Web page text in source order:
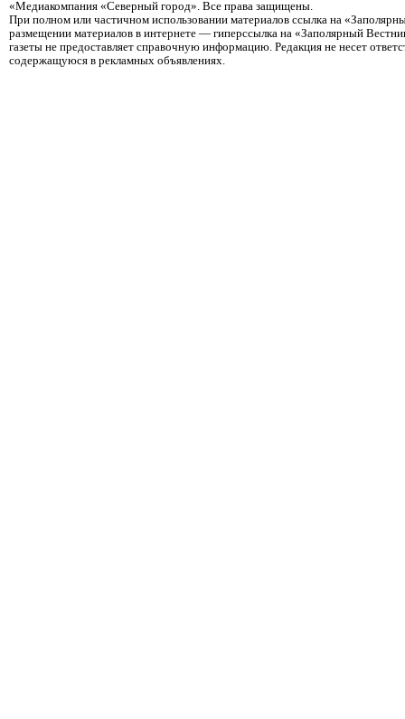
«Медиакомпания «Северный город». Все права защищены.
При полном или частичном использовании материалов ссылка на
размещении материалов в интернете — гиперссылка на «Заполярный
газеты не предоставляет справочную информацию. Редакция не несет
содержащуюся в рекламных объявлениях.